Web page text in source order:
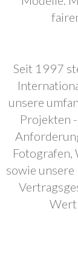
Seit 1997
unsere
Projekten
Fotografen,
sowie
Wert